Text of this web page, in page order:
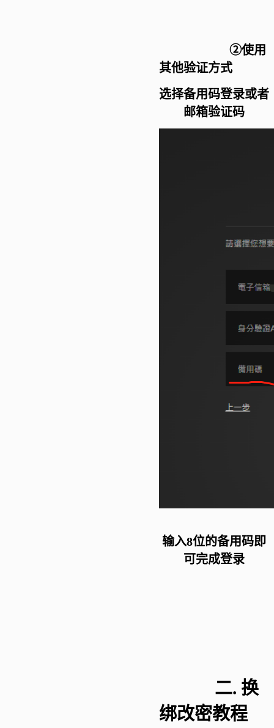
②使用
其他验证方式
选择备用码登录或者
邮箱验证码
输入8位的备用码即
可完成登录
二. 换
绑改密教程